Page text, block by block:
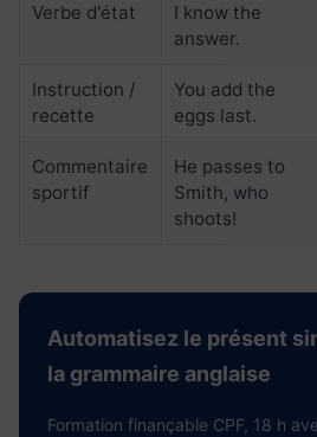
Verbe d'état
I know the
answer.
Instruction /
recette
You add the
eggs last.
Commentaire
sportif
He passes to
Smith, who
shoots!
Automatisez le présent
la grammaire anglaise
Formation finançable CPF, 18 h